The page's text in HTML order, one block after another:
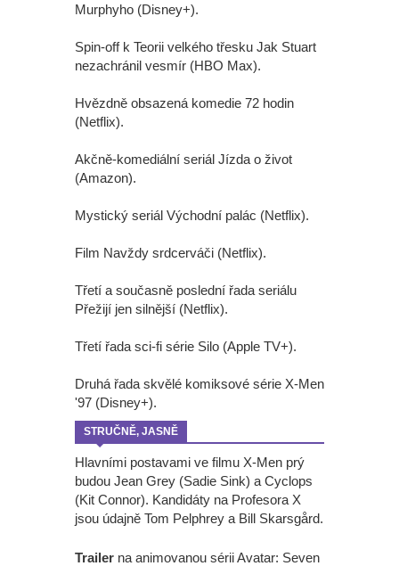
Murphyho (Disney+).
Spin-off k Teorii velkého třesku Jak Stuart
nezachránil vesmír (HBO Max).
Hvězdně obsazená komedie 72 hodin
(Netflix).
Akčně-komediální seriál Jízda o život
(Amazon).
Mystický seriál Východní palác (Netflix).
Film Navždy srdcerváči (Netflix).
Třetí a současně poslední řada seriálu
Přežijí jen silnější (Netflix).
Třetí řada sci-fi série Silo (Apple TV+).
Druhá řada skvělé komiksové série X-Men
'97 (Disney+).
STRUČNĚ, JASNĚ
Hlavními postavami ve filmu X-Men prý
budou Jean Grey (Sadie Sink) a Cyclops
(Kit Connor). Kandidáty na Profesora X
jsou údajně Tom Pelphrey a Bill Skarsgård.
Trailer na animovanou sérii Avatar: Seven